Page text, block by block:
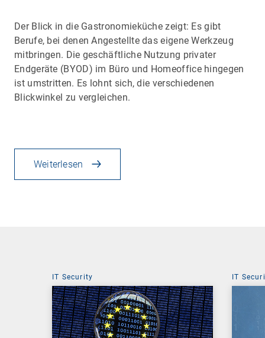
Der Blick in die Gastronomieküche zeigt: Es gibt
Berufe, bei denen Angestellte das eigene Werkzeug
mitbringen. Die geschäftliche Nutzung privater
Endgeräte (BYOD) im Büro und Homeoffice hingegen
ist umstritten. Es lohnt sich, die verschiedenen
Blickwinkel zu vergleichen.
Weiterlesen
IT Security IT